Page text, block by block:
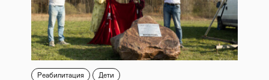
Реабилитация Дети